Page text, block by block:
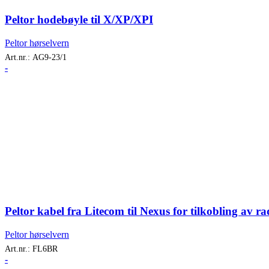
Peltor hodebøyle til X/XP/XPI
Peltor hørselvern
Art.nr.: AG9-23/1
-
Peltor kabel fra Litecom til Nexus for tilkobling av
Peltor hørselvern
Art.nr.: FL6BR
-